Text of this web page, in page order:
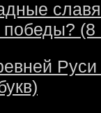
(8